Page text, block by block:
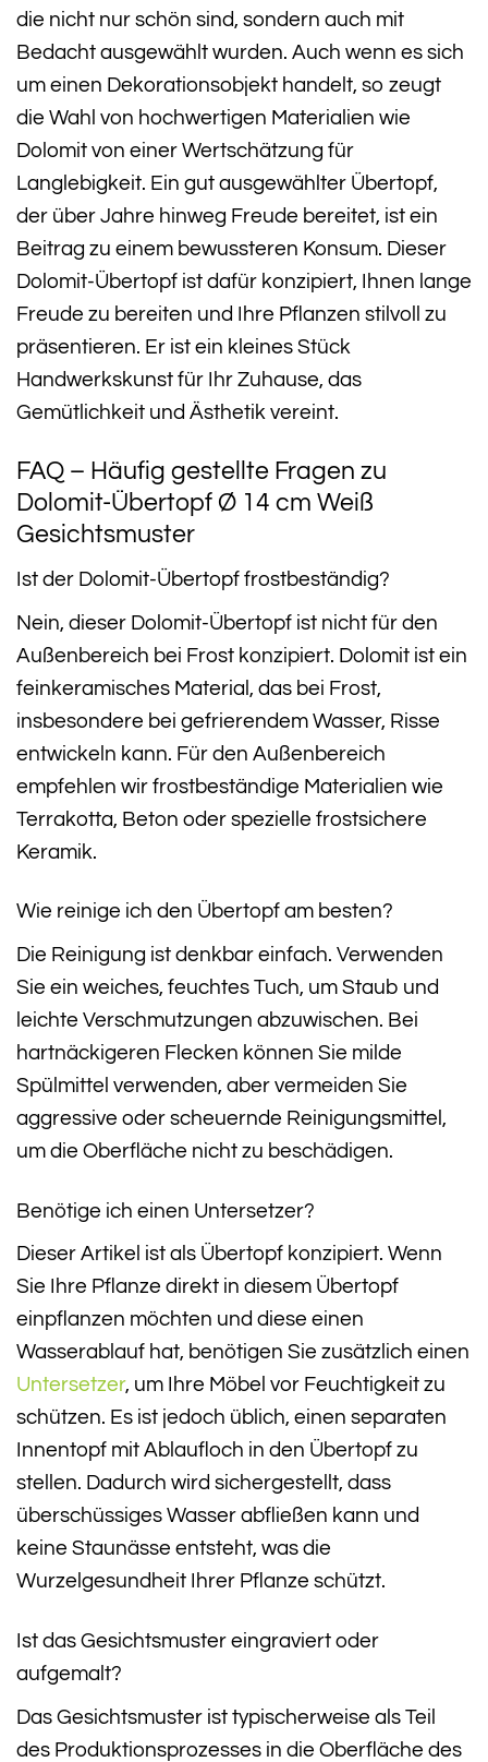
die nicht nur schön sind, sondern auch mit
Bedacht ausgewählt wurden. Auch wenn es sich
um einen Dekorationsobjekt handelt, so zeugt
die Wahl von hochwertigen Materialien wie
Dolomit von einer Wertschätzung für
Langlebigkeit. Ein gut ausgewählter Übertopf,
der über Jahre hinweg Freude bereitet, ist ein
Beitrag zu einem bewussteren Konsum. Dieser
Dolomit-Übertopf ist dafür konzipiert, Ihnen lange
Freude zu bereiten und Ihre Pflanzen stilvoll zu
präsentieren. Er ist ein kleines Stück
Handwerkskunst für Ihr Zuhause, das
Gemütlichkeit und Ästhetik vereint.
FAQ – Häufig gestellte Fragen zu
Dolomit-Übertopf Ø 14 cm Weiß
Gesichtsmuster
Ist der Dolomit-Übertopf frostbeständig?
Nein, dieser Dolomit-Übertopf ist nicht für den
Außenbereich bei Frost konzipiert. Dolomit ist ein
feinkeramisches Material, das bei Frost,
insbesondere bei gefrierendem Wasser, Risse
entwickeln kann. Für den Außenbereich
empfehlen wir frostbeständige Materialien wie
Terrakotta, Beton oder spezielle frostsichere
Keramik.
Wie reinige ich den Übertopf am besten?
Die Reinigung ist denkbar einfach. Verwenden
Sie ein weiches, feuchtes Tuch, um Staub und
leichte Verschmutzungen abzuwischen. Bei
hartnäckigeren Flecken können Sie milde
Spülmittel verwenden, aber vermeiden Sie
aggressive oder scheuernde Reinigungsmittel,
um die Oberfläche nicht zu beschädigen.
Benötige ich einen Untersetzer?
Dieser Artikel ist als Übertopf konzipiert. Wenn
Sie Ihre Pflanze direkt in diesem Übertopf
einpflanzen möchten und diese einen
Wasserablauf hat, benötigen Sie zusätzlich einen
Untersetzer, um Ihre Möbel vor Feuchtigkeit zu
schützen. Es ist jedoch üblich, einen separaten
Innentopf mit Ablaufloch in den Übertopf zu
stellen. Dadurch wird sichergestellt, dass
überschüssiges Wasser abfließen kann und
keine Staunässe entsteht, was die
Wurzelgesundheit Ihrer Pflanze schützt.
Ist das Gesichtsmuster eingraviert oder
aufgemalt?
Das Gesichtsmuster ist typischerweise als Teil
des Produktionsprozesses in die Oberfläche des